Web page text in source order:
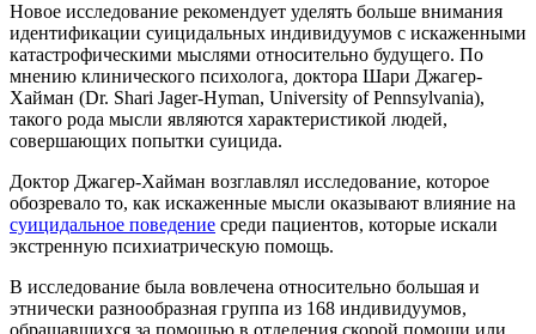
Новое исследование рекомендует уделять больше внимания
идентификации суицидальных индивидуумов с искаженными
катастрофическими мыслями относительно будущего. По
мнению клинического психолога, доктора Шари Джагер-
Хайман (Dr. Shari Jager-Hyman, University of Pennsylvania),
такого рода мысли являются характеристикой людей,
совершающих попытки суицида.
Доктор Джагер-Хайман возглавлял исследование, которое
обозревало то, как искаженные мысли оказывают влияние на
суицидальное поведение среди пациентов, которые искали
экстренную психиатрическую помощь.
В исследованиe была вовлечена относительно большая и
этнически разнообразная группа из 168 индивидуумов,